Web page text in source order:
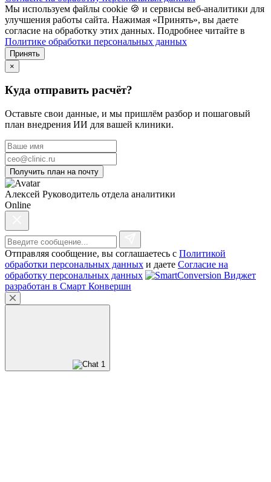
Мы используем файлы cookie 🍪 и сервисы веб-аналитики для
улучшения работы сайта. Нажимая «Принять», вы даете
согласие на обработку этих данных. Подробнее читайте в
Политике обработки персональных данных
Принять
×
Куда отправить расчёт?
Оставьте свои данные, и мы пришлём разбор и пошаговый
план внедрения ИИ для вашей клиники.
Получить план на почту
Алексей Руководитель отдела аналитики
Online
Отправляя сообщение, вы соглашаетесь c Политикой
обработки персональных данных и даете Согласие на
обработку персональных данных
Виджет
разработан в Смарт Конвершн
1